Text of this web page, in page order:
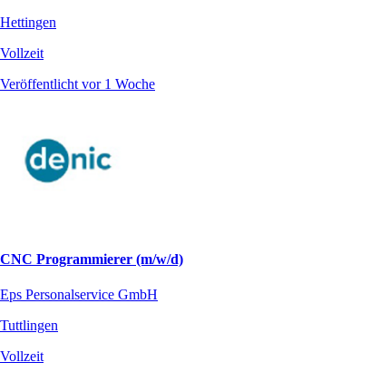
Hettingen
Vollzeit
Veröffentlicht vor 1 Woche
CNC Programmierer (m/w/d)
Eps Personalservice GmbH
Tuttlingen
Vollzeit